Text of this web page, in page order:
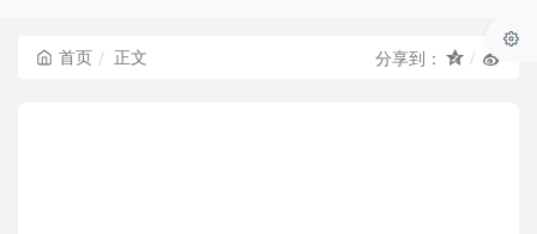
首页 正文 分享到：